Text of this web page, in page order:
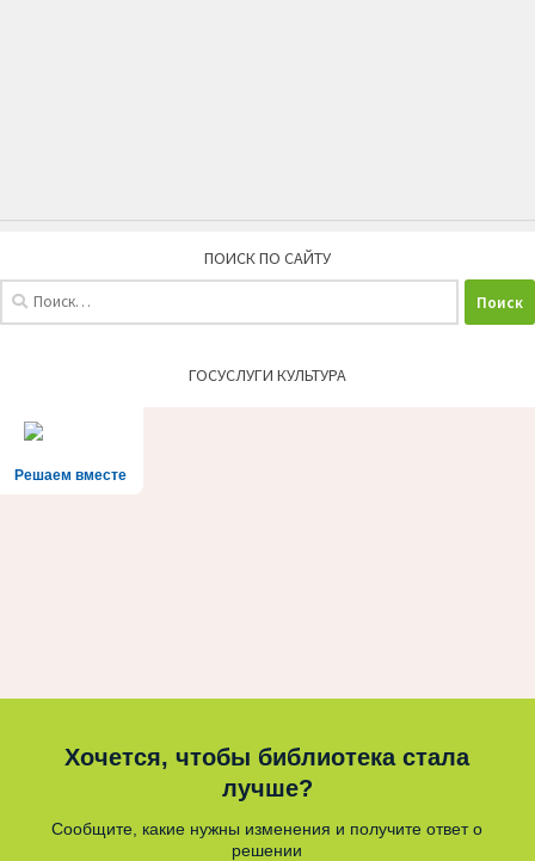
ПОИСК ПО САЙТУ
ГОСУСЛУГИ КУЛЬТУРА
Решаем вместе
Хочется, чтобы библиотека стала
лучше?
Сообщите, какие нужны изменения и получите ответ о
решении